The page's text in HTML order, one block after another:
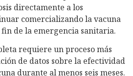
directamente a los
comercializando la vacuna
de la emergencia sanitaria.
requiere un proceso más
de datos sobre la efectividad
durante al menos seis meses.